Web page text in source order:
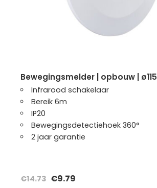
bewegingsmelder | opbouw | ø115
Infrarood schakelaar
Bereik 6m
IP20
Bewegingsdetectiehoek 360°
2 jaar garantie
€14.73 €9.79